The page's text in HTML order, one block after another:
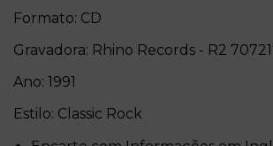
Formato: CD
Gravadora: Rhino Records - R2 70721
Ano: 1991
Estilo: Classic Rock